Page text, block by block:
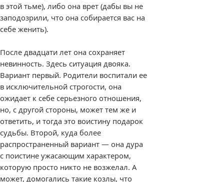
в этой тьме), либо она врет (дабы вы не
заподозрили, что она собирается вас на
себе женить).
После двадцати лет она сохраняет
невинность. Здесь ситуация двояка.
Вариант первый. Родители воспитали ее
в исключительной строгости, она
ожидает к себе серьезного отношения,
но, с другой стороны, может тем же и
ответить, и тогда это воистину подарок
судьбы. Второй, куда более
распространенный вариант — она дура
с поистине ужасающим характером,
которую просто никто не возжелал. А
может, домогались такие козлы, что